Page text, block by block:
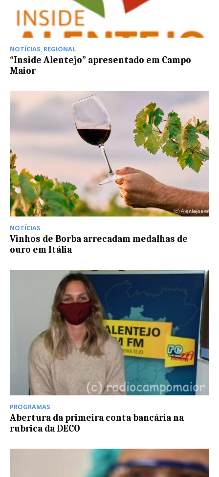
NOTÍCIAS REGIONAL
“Inside Alentejo” apresentado em Campo
Maior
NOTÍCIAS
Vinhos de Borba arrecadam medalhas de
ouro em Itália
PROGRAMAS
Abertura da primeira conta bancária na
rubrica da DECO